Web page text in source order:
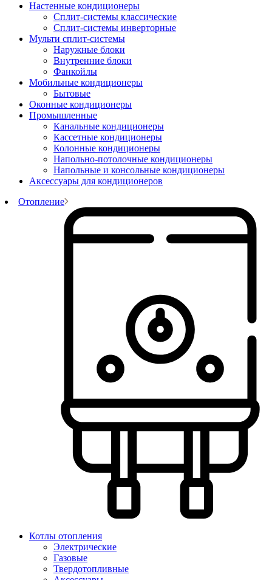
Настенные кондиционеры
Сплит-системы классические
Сплит-системы инверторные
Мульти сплит-системы
Наружные блоки
Внутренние блоки
Фанкойлы
Мобильные кондиционеры
Бытовые
Оконные кондиционеры
Промышленные
Канальные кондиционеры
Кассетные кондиционеры
Колонные кондиционеры
Напольно-потолочные кондиционеры
Напольные и консольные кондиционеры
Аксессуары для кондиционеров
Отопление
Котлы отопления
Электрические
Газовые
Твердотопливные